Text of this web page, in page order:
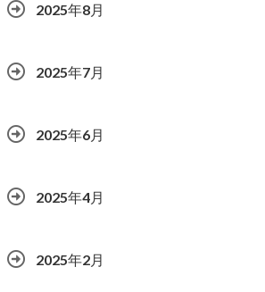
2025年8月
2025年7月
2025年6月
2025年4月
2025年2月